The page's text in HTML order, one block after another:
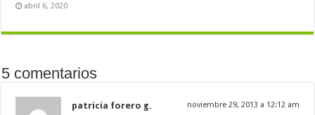
abril 6, 2020
5 comentarios
patricia forero g. noviembre 29, 2013 a 12:12 am